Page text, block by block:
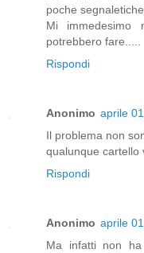
poche
Mi
potrebbero fare.....
Rispondi
Anonimo aprile
Il problema non
qualunque cartello
Rispondi
Anonimo aprile
Ma infatti non